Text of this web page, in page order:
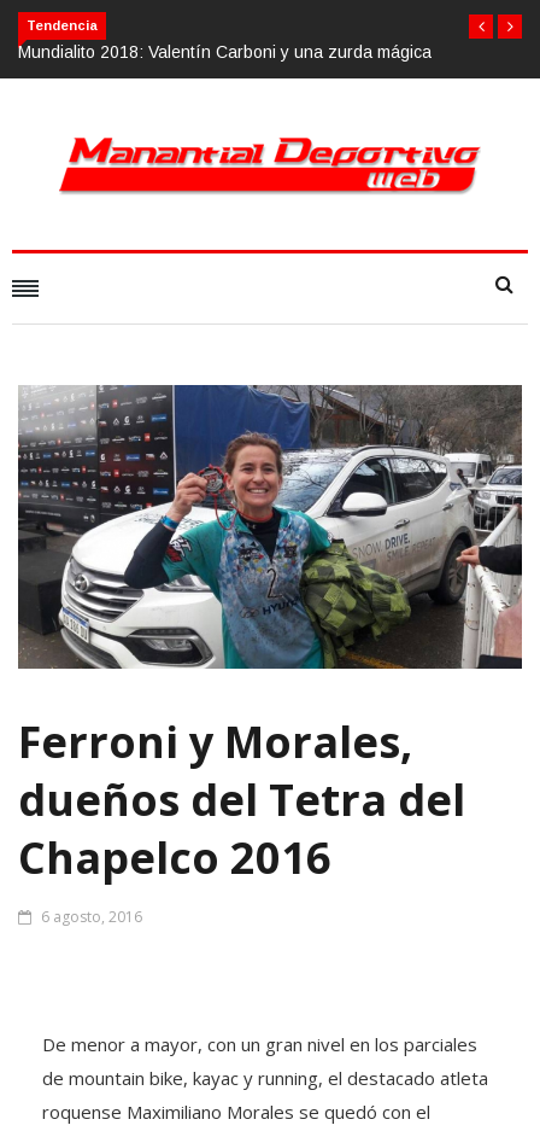
Tendencia
Carboni y una zurda mágicaCalvario Race 2018, 10 de noviembre
Ferroni y Morales,
dueños del Tetra del
Chapelco 2016
6 agosto, 2016
De menor a mayor, con un gran nivel en los parciales
de mountain bike, kayac y running, el destacado atleta
roquense Maximiliano Morales se quedó con el